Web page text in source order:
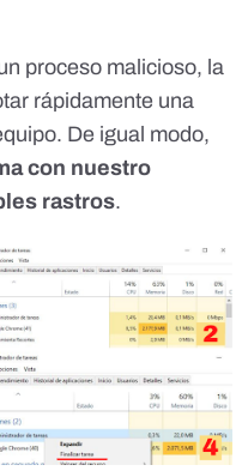
proceso malicioso, la
rápidamente una
De igual modo,
con nuestro
rastros.